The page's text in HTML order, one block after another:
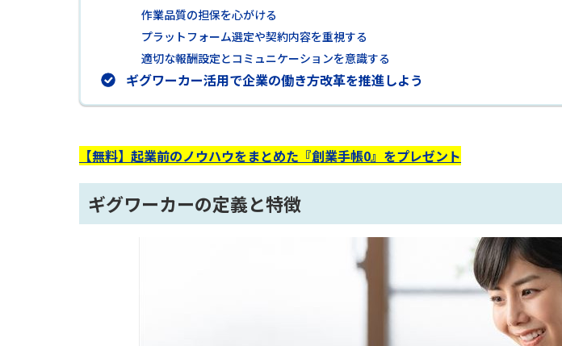
作業品質の担保を心がける
プラットフォーム選定や契約内容を重視する
適切な報酬設定とコミュニケーションを意識する
ギグワーカー活用で企業の働き方改革を推進しよう
【無料】起業前のノウハウをまとめた『創業手帳0』をプレゼント
ギグワーカーの定義と特徴